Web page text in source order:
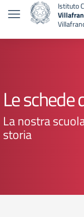
Istituto
Le schede
La nostra
storia